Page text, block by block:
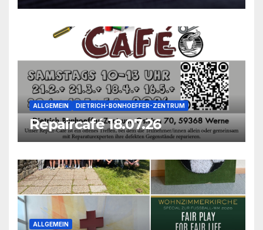
ALLGEMEIN DIETRICH-BONHOEFFER-ZENTRUM
Repaircafé 18.07.26
ALLGEMEIN